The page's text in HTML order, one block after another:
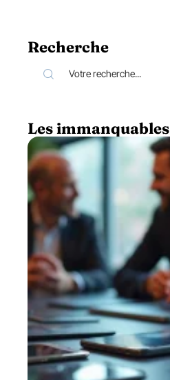
Recherche
Les immanquables